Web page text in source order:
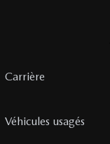
Carrière
Véhicules usagés